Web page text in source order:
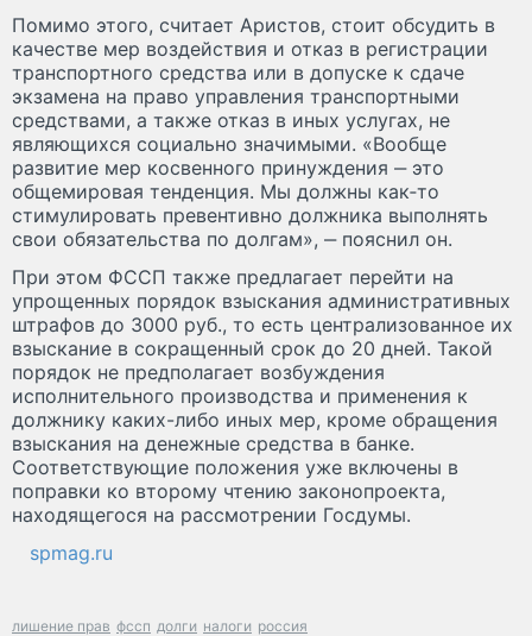
Помимо этого, считает Аристов, стоит обсудить в
качестве мер воздействия и отказ в регистрации
транспортного средства или в допуске к сдаче
экзамена на право управления транспортными
средствами, а также отказ в иных услугах, не
являющихся социально значимыми. «Вообще
развитие мер косвенного принуждения ‒ это
общемировая тенденция. Мы должны как‑то
стимулировать превентивно должника выполнять
свои обязательства по долгам», ‒ пояснил он.
При этом ФССП также предлагает перейти на
упрощенных порядок взыскания административных
штрафов до 3000 руб., то есть централизованное их
взыскание в сокращенный срок до 20 дней. Такой
порядок не предполагает возбуждения
исполнительного производства и применения к
должнику каких-либо иных мер, кроме обращения
взыскания на денежные средства в банке.
Соответствующие положения уже включены в
поправки ко второму чтению законопроекта,
находящегося на рассмотрении Госдумы.
spmag.ru
лишение прав фссп долги налоги россия